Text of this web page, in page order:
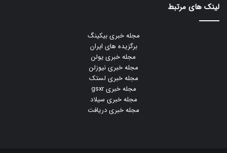
لینک های مرتبط
مجله خبری بیکینگ
برگزیده های ایران
مجله خبری یولن
مجله خبری نیوزلن
مجله خبری لستک
مجله خبری gsxr
مجله خبری سیلاد
مجله خبری دریافت